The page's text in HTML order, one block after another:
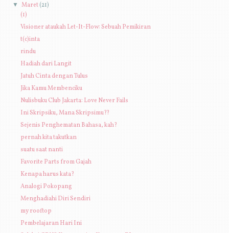
▼ Maret(21)
(1)
Visioner ataukah Let-It-Flow: Sebuah Pemikiran
t(c)inta
rindu
Hadiah dari Langit
Jatuh Cinta dengan Tulus
Jika Kamu Membenciku
Nulisbuku Club Jakarta: Love Never Fails
Ini Skripsiku, Mana Skripsimu??
Sejenis Penghematan Bahasa, kah?
pernah kita takutkan
suatu saat nanti
Favorite Parts from Gajah
Kenapa harus kata?
Analogi Pokopang
Menghadiahi Diri Sendiri
my rooftop
Pembelajaran Hari Ini